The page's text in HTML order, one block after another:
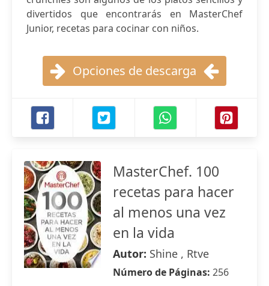
divertidos que encontrarás en MasterChef
Junior, recetas para cocinar con niños.
Opciones de descarga
MasterChef. 100
recetas para hacer
al menos una vez
en la vida
Autor: Shine , Rtve
Número de Páginas: 256